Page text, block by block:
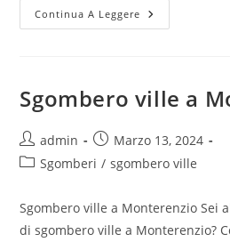
Continua A Leggere
Sgombero ville a
admin
Marzo 13, 2024
Sgomberi / sgombero ville
Sgombero ville a Monterenzio Sei
di sgombero ville a Monterenzio?